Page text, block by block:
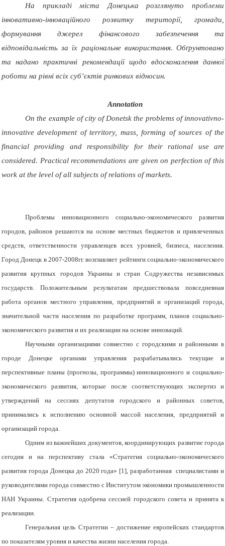
На прикладі міста Донецька розглянуто проблеми
інновативно-інноваційного розвитку території, громади,
формування джерел фінансового забезпечення та
відповідальність за їх раціональне використання. Обґрунтовано
та надано практичні рекомендації щодо вдосконалення данної
роботи на рівні всіх суб’єктів ринкових відносин.
Annotation
On the example of city of Donetsk the problems of innovativno-
innovative development of territory, mass, forming of sources of the
financial providing and responsibility for their rational use are
considered. Practical recommendations are given on perfection of this
work at the level of all subjects of relations of markets.
Проблемы инновационного социально-экономического развития
городов, районов решаются на основе местных бюджетов и привлеченных
средств, ответственности управленцев всех уровней, бизнеса, населения.
Город Донецк в 2007-2008гг. возглавляет рейтинги социально-экономического
развития крупных городов Украины и стран Содружества независимых
государств. Положительным результатам предшествовала повседневная
работа органов местного управления, предприятий и организаций города,
значительной части населения по разработке программ, планов социально-
экономического развития и их реализации на основе инноваций.
Научными организациями совместно с городскими и районными в
городе Донецке органами управления разрабатывались текущие и
перспективные планы (прогнозы, программы) инновационного и социально-
экономического развития, которые после соответствующих экспертиз и
утверждений на сессиях депутатов городского и районных советов,
принимались к исполнению основной массой населения, предприятий и
организаций города.
Одним из важнейших документов, координирующих развитие города
сегодня и на перспективу стала «Стратегия социально-экономического
развития города Донецка до 2020 года» [1], разработанная специалистами и
руководителями города совместно с Институтом экономики промышленности
НАН Украины. Стратегия одобрена сессией городского совета и принята к
реализации.
Генеральная цель Стратегии – достижение европейских стандартов
по показателям уровня и качества жизни населения города.